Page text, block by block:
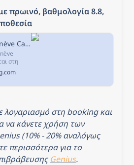
πρωινό, βαθμολογία 8.8,
ibis Styles Genève Carouge, Γενεύη, Ελβετία
στη
λογαριασμό στη booking και
να κάνετε χρήση των
(10% - 20% αναλόγως
περισσότερα για το
Genius.